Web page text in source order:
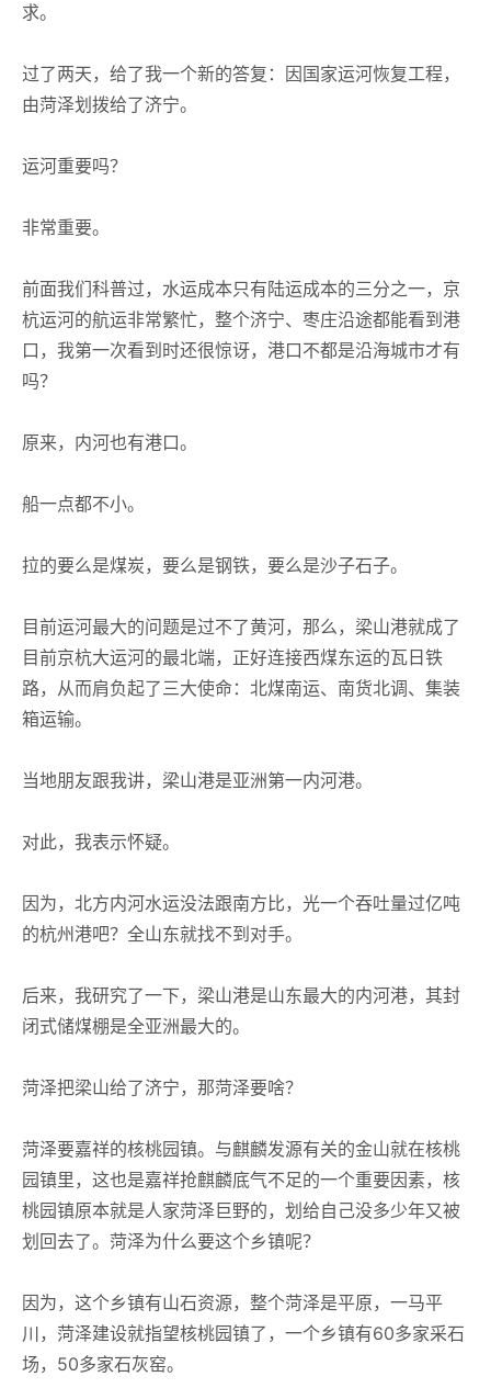
求。
过了两天，给了我一个新的答复：因国家运河恢复工程，
由菏泽划拨给了济宁。
运河重要吗？
非常重要。
前面我们科普过，水运成本只有陆运成本的三分之一，京
杭运河的航运非常繁忙，整个济宁、枣庄沿途都能看到港
口，我第一次看到时还很惊讶，港口不都是沿海城市才有
吗？
原来，内河也有港口。
船一点都不小。
拉的要么是煤炭，要么是钢铁，要么是沙子石子。
目前运河最大的问题是过不了黄河，那么，梁山港就成了
目前京杭大运河的最北端，正好连接西煤东运的瓦日铁
路，从而肩负起了三大使命：北煤南运、南货北调、集装
箱运输。
当地朋友跟我讲，梁山港是亚洲第一内河港。
对此，我表示怀疑。
因为，北方内河水运没法跟南方比，光一个吞吐量过亿吨
的杭州港吧？全山东就找不到对手。
后来，我研究了一下，梁山港是山东最大的内河港，其封
闭式储煤棚是全亚洲最大的。
菏泽把梁山给了济宁，那菏泽要啥？
菏泽要嘉祥的核桃园镇。与麒麟发源有关的金山就在核桃
园镇里，这也是嘉祥抢麒麟底气不足的一个重要因素，核
桃园镇原本就是人家菏泽巨野的，划给自己没多少年又被
划回去了。菏泽为什么要这个乡镇呢？
因为，这个乡镇有山石资源，整个菏泽是平原，一马平
川，菏泽建设就指望核桃园镇了，一个乡镇有60多家采石
场，50多家石灰窑。